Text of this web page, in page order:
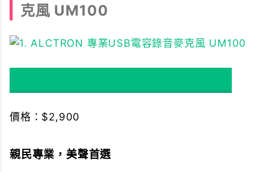
克風 UM100
價格：$2,900
親民專業，美聲首選